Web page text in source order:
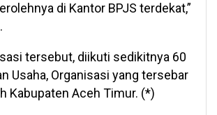
di Kantor BPJS terdekat,”
tersebut, diikuti sedikitnya 60
Usaha, Organisasi yang tersebar
Kabupaten Aceh Timur. (*)